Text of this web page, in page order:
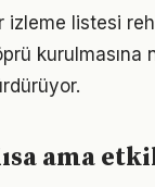
izleme listesi
kurulmasına
ama